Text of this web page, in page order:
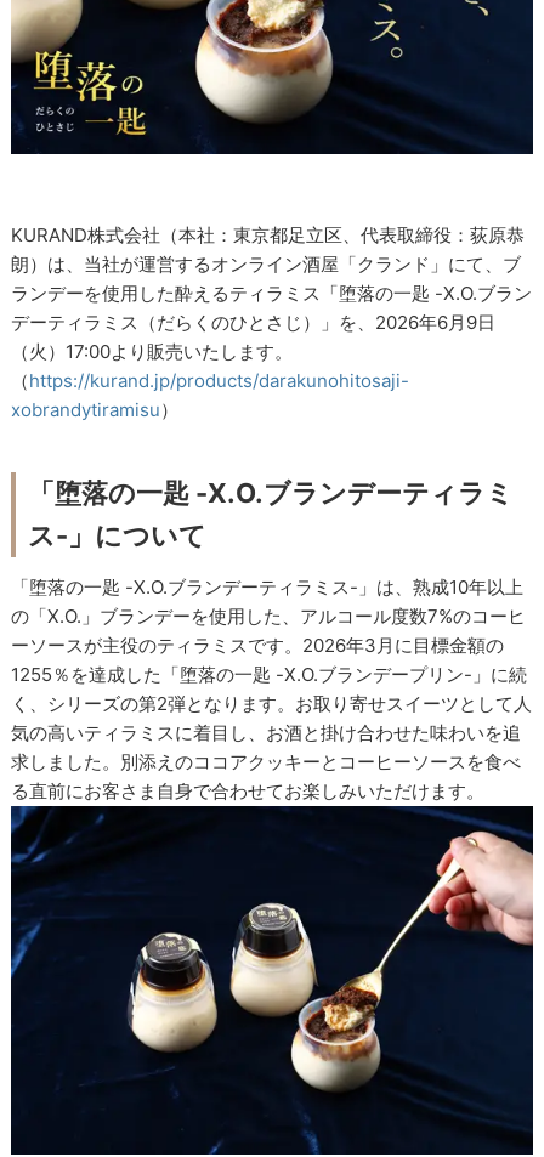
KURAND株式会社（本社：東京都足立区、代表取締役：荻原恭
朗）は、当社が運営するオンライン酒屋「クランド」にて、ブ
ランデーを使用した酔えるティラミス「堕落の一匙 -X.O.ブラン
デーティラミス（だらくのひとさじ）」を、2026年6月9日
（火）17:00より販売いたします。
（https://kurand.jp/products/darakunohitosaji-
xobrandytiramisu）
「堕落の一匙 -X.O.ブランデーティラミ
ス-」について
「堕落の一匙 -X.O.ブランデーティラミス-」は、熟成10年以上
の「X.O.」ブランデーを使用した、アルコール度数7%のコーヒ
ーソースが主役のティラミスです。2026年3月に目標金額の
1255％を達成した「堕落の一匙 -X.O.ブランデープリン-」に続
く、シリーズの第2弾となります。お取り寄せスイーツとして人
気の高いティラミスに着目し、お酒と掛け合わせた味わいを追
求しました。別添えのココアクッキーとコーヒーソースを食べ
る直前にお客さま自身で合わせてお楽しみいただけます。